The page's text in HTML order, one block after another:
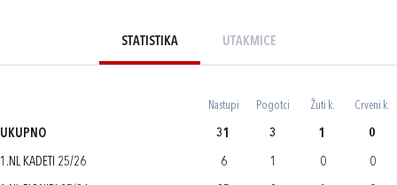
STATISTIKA UTAKMICE
Nastupi Pogotci Žuti k. Crveni k.
UKUPNO 31 3 1 0
1.NL KADETI 25/26 6 1 0 0